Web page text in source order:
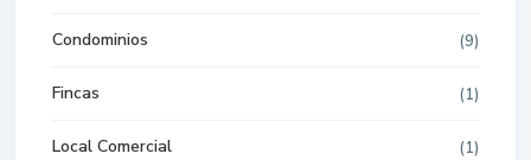
Condominios (9)
Fincas (1)
Local Comercial (1)